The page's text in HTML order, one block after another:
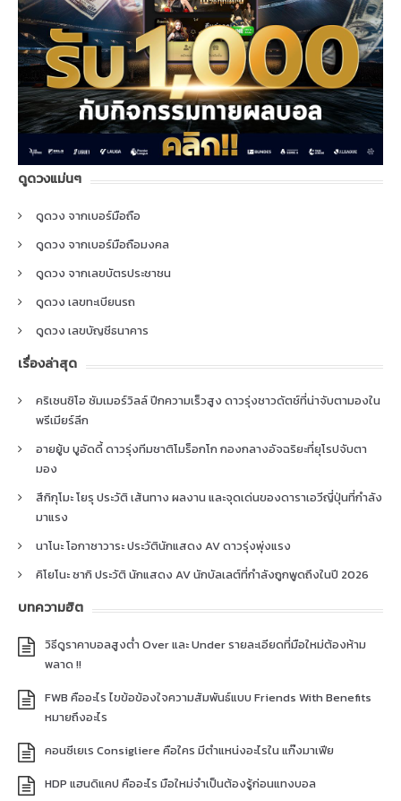
ดูดวงแม่นๆ
ดูดวง จากเบอร์มือถือ
ดูดวง จากเบอร์มือถือมงคล
ดูดวง จากเลขบัตรประชาชน
ดูดวง เลขทะเบียนรถ
ดูดวง เลขบัญชีธนาคาร
เรื่องล่าสุด
คริเซนซิโอ ซัมเมอร์วิลล์ ปีกความเร็วสูง ดาวรุ่งชาวดัตช์ที่น่าจับตามองใน
พรีเมียร์ลีก
อายยู้บ บูอัดดี้ ดาวรุ่งทีมชาติโมร็อกโก กองกลางอัจฉริยะที่ยุโรปจับตา
มอง
สึกิกุโมะ โยรุ ประวัติ เส้นทาง ผลงาน และจุดเด่นของดาราเอวีญี่ปุ่นที่กำลัง
มาแรง
นาโนะ โอกาซาวาระ ประวัตินักแสดง AV ดาวรุ่งพุ่งแรง
คิโยโนะ ซากิ ประวัติ นักแสดง AV นักบัลเลต์ที่กำลังถูกพูดถึงในปี 2026
บทความฮิต
วิธีดูราคาบอลสูงต่ำ Over และ Under รายละเอียดที่มือใหม่ต้องห้าม
พลาด !!
FWB คืออะไร ไขข้อข้องใจความสัมพันธ์แบบ Friends With Benefits
หมายถึงอะไร
คอนซีเยเร Consigliere คือใคร มีตำแหน่งอะไรใน แก๊งมาเฟีย
HDP แฮนดิแคป คืออะไร มือใหม่จำเป็นต้องรู้ก่อนแทงบอล